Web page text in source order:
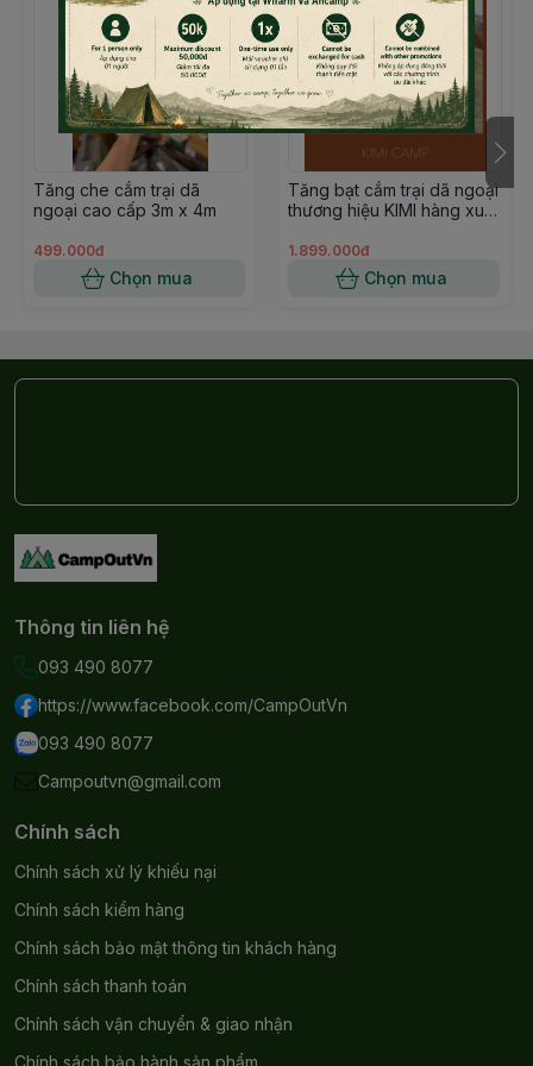
- Xuất xứ: Trung Quốc
Tăng che cắm trại dã
ngoại cao cấp 3m x 4m
499.000đ
Chọn mua
Tăng bạt cắm trại dã ngoại
thương hiệu KIMI hàng xuất
cấp chống nóng tốt nhẹ
Campoutvn A139
1.899.000đ
Chọn mua
Thông tin liên hệ
093 490 8077
https://www.facebook.com/CampOutVn
093 490 8077
Campoutvn@gmail.com
Chính sách
Chính sách xử lý khiếu nại
Chính sách kiểm hàng
Chính sách bảo mật thông tin khách hàng
Chính sách thanh toán
Chính sách vận chuyển & giao nhận
Chính sách bảo hành sản phẩm